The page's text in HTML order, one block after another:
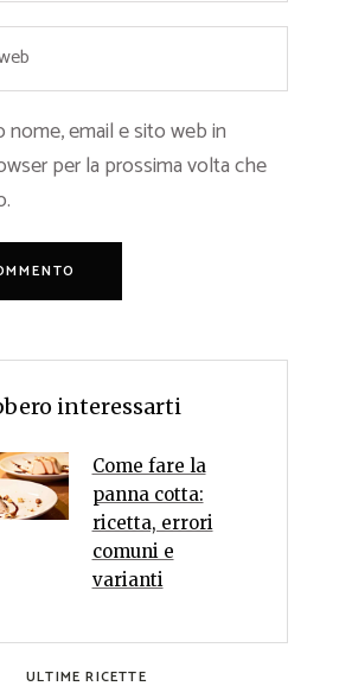
nome, email e sito web in
per la prossima volta che
interessarti
Come fare la
panna cotta:
ricetta, errori
comuni e
varianti
ULTIME RICETTE